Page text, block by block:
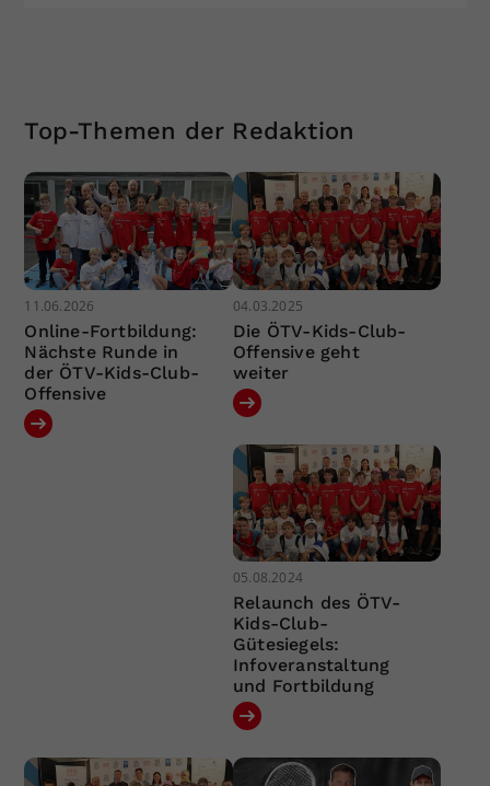
Top-Themen der Redaktion
11.06.2026
Online-Fortbildung:
Nächste Runde in
der ÖTV-Kids-Club-
Offensive
04.03.2025
Die ÖTV-Kids-Club-
Offensive geht
weiter
05.08.2024
Relaunch des ÖTV-
Kids-Club-
Gütesiegels:
Infoveranstaltung
und Fortbildung